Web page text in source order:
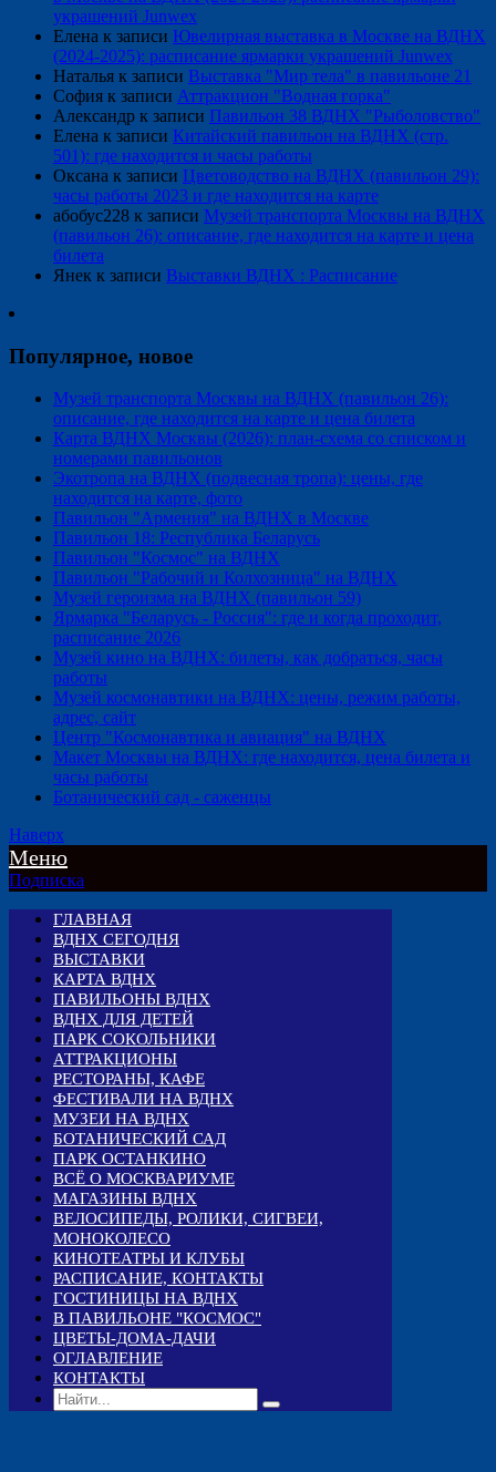
украшений Junwex
Елена к записи Ювелирная выставка в Москве на ВДНХ
(2024-2025): расписание ярмарки украшений Junwex
Наталья к записи Выставка "Мир тела" в павильоне 21
София к записи Аттракцион "Водная горка"
Александр к записи Павильон 38 ВДНХ "Рыболовство"
Елена к записи Китайский павильон на ВДНХ (стр.
501): где находится и часы работы
Оксана к записи Цветоводство на ВДНХ (павильон 29):
часы работы 2023 и где находится на карте
абобус228 к записи Музей транспорта Москвы на ВДНХ
(павильон 26): описание, где находится на карте и цена
билета
Янек к записи Выставки ВДНХ : Расписание
Популярное, новое
Музей транспорта Москвы на ВДНХ (павильон 26):
описание, где находится на карте и цена билета
Карта ВДНХ Москвы (2026): план-схема со списком и
номерами павильонов
Экотропа на ВДНХ (подвесная тропа): цены, где
находится на карте, фото
Павильон "Армения" на ВДНХ в Москве
Павильон 18: Республика Беларусь
Павильон "Космос" на ВДНХ
Павильон "Рабочий и Колхозница" на ВДНХ
Музей героизма на ВДНХ (павильон 59)
Ярмарка "Беларусь - Россия": где и когда проходит,
расписание 2026
Музей кино на ВДНХ: билеты, как добраться, часы
работы
Музей космонавтики на ВДНХ: цены, режим работы,
адрес, сайт
Центр "Космонавтика и авиация" на ВДНХ
Макет Москвы на ВДНХ: где находится, цена билета и
часы работы
Ботанический сад - саженцы
Наверх
Меню
Подписка
ГЛАВНАЯ
ВДНХ СЕГОДНЯ
ВЫСТАВКИ
КАРТА ВДНХ
ПАВИЛЬОНЫ ВДНХ
ВДНХ ДЛЯ ДЕТЕЙ
ПАРК СОКОЛЬНИКИ
АТТРАКЦИОНЫ
РЕСТОРАНЫ, КАФЕ
ФЕСТИВАЛИ НА ВДНХ
МУЗЕИ НА ВДНХ
БОТАНИЧЕСКИЙ САД
ПАРК ОСТАНКИНО
ВСЁ О МОСКВАРИУМЕ
МАГАЗИНЫ ВДНХ
ВЕЛОСИПЕДЫ, РОЛИКИ, СИГВЕИ,
МОНОКОЛЕСО
КИНОТЕАТРЫ И КЛУБЫ
РАСПИСАНИЕ, КОНТАКТЫ
ГОСТИНИЦЫ НА ВДНХ
В ПАВИЛЬОНЕ "КОСМОС"
ЦВЕТЫ-ДОМА-ДАЧИ
ОГЛАВЛЕНИЕ
КОНТАКТЫ